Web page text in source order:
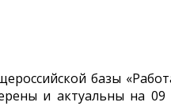
базы
и актуальны на 09